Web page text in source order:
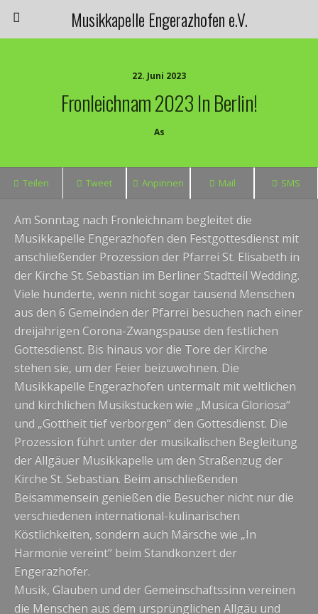
Musikkapelle Engerazhofen e.V.
22. Juni 2023
Fronleichnam 2023 In Berlin!
As
Teilen Tweet Anpinnen Mail SMS
Am Sonntag nach Fronleichnam begleitet die
Musikkapelle Engerazhofen den Festgottesdienst mit
anschließender Prozession der Pfarrei St. Elisabeth in
der Kirche St. Sebastian im Berliner Stadtteil Wedding.
Viele hunderte, wenn nicht sogar tausend Menschen
aus den 6 Gemeinden der Pfarrei besuchen nach einer
dreijährigen Corona-Zwangspause den festlichen
Gottesdienst. Bis hinaus vor die Tore der Kirche
stehen sie, um der Feier beizuwohnen. Die
Musikkapelle Engerazhofen untermalt mit weltlichen
und kirchlichen Musikstücken wie „Musica Gloriosa“
und „Gottheit tief verborgen“ den Gottesdienst. Die
Prozession führt unter der musikalischen Begleitung
der Allgäuer Musikkapelle um den Straßenzug der
Kirche St. Sebastian. Beim anschließenden
Beisammensein genießen die Besucher nicht nur die
verschiedenen international-kulinarischen
Köstlichkeiten, sondern auch Märsche wie „In
Harmonie vereint“ beim Standkonzert der
Engerazhofer.
Musik, Glauben und der Gemeinschaftssinn vereinen
die Menschen aus dem ursprünglichen Allgäu und